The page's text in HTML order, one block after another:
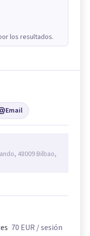
los resultados.
Email
48009 Bilbao,
70 EUR / sesión